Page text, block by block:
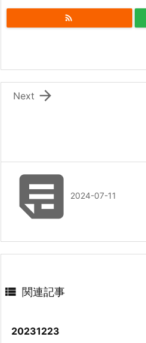


Next
2024-07-11
 関連記事
20231223